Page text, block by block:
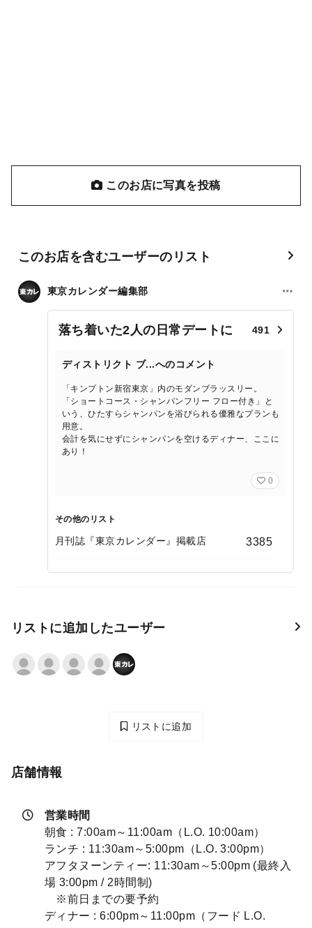
このお店に写真を投稿
このお店を含むユーザーのリスト
東京カレンダー編集部
落ち着いた2人の日常デートに 491
ディストリクト ブ...へのコメント
「キンプトン新宿東京」内のモダンブラッスリー。
「ショートコース・シャンパンフリー フロー付き」と
いう、ひたすらシャンパンを浴びられる優雅なプランも
用意。
会計を気にせずにシャンパンを空けるディナー、ここに
あり！
0
その他のリスト
月刊誌『東京カレンダー』掲載店 3385
リストに追加したユーザー
リストに追加
店舗情報
営業時間
朝食 : 7:00am～11:00am（L.O. 10:00am）
ランチ : 11:30am～5:00pm（L.O. 3:00pm）
アフタヌーンティー: 11:30am～5:00pm (最終入
場 3:00pm / 2時間制)
※前日までの要予約
ディナー : 6:00pm～11:00pm（フード L.O.